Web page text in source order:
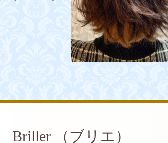
Briller （ブリエ）